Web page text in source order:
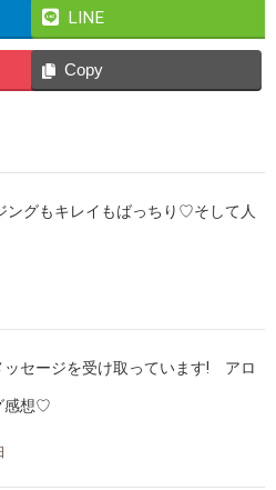
LINE
Copy
ングもキレイもばっちり♡そして人
ッセージを受け取っています! アロ
感想♡